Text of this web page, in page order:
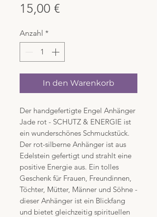
15,00 €Preis
Anzahl *
In den Warenkorb
Der handgefertigte Engel Anhänger
Jade rot - SCHUTZ & ENERGIE ist
ein wunderschönes Schmuckstück.
Der rot-silberne Anhänger ist aus
Edelstein gefertigt und strahlt eine
positive Energie aus. Ein tolles
Geschenk für Frauen, Freundinnen,
Töchter, Mütter, Männer und Söhne -
dieser Anhänger ist ein Blickfang
und bietet gleichzeitig spirituellen